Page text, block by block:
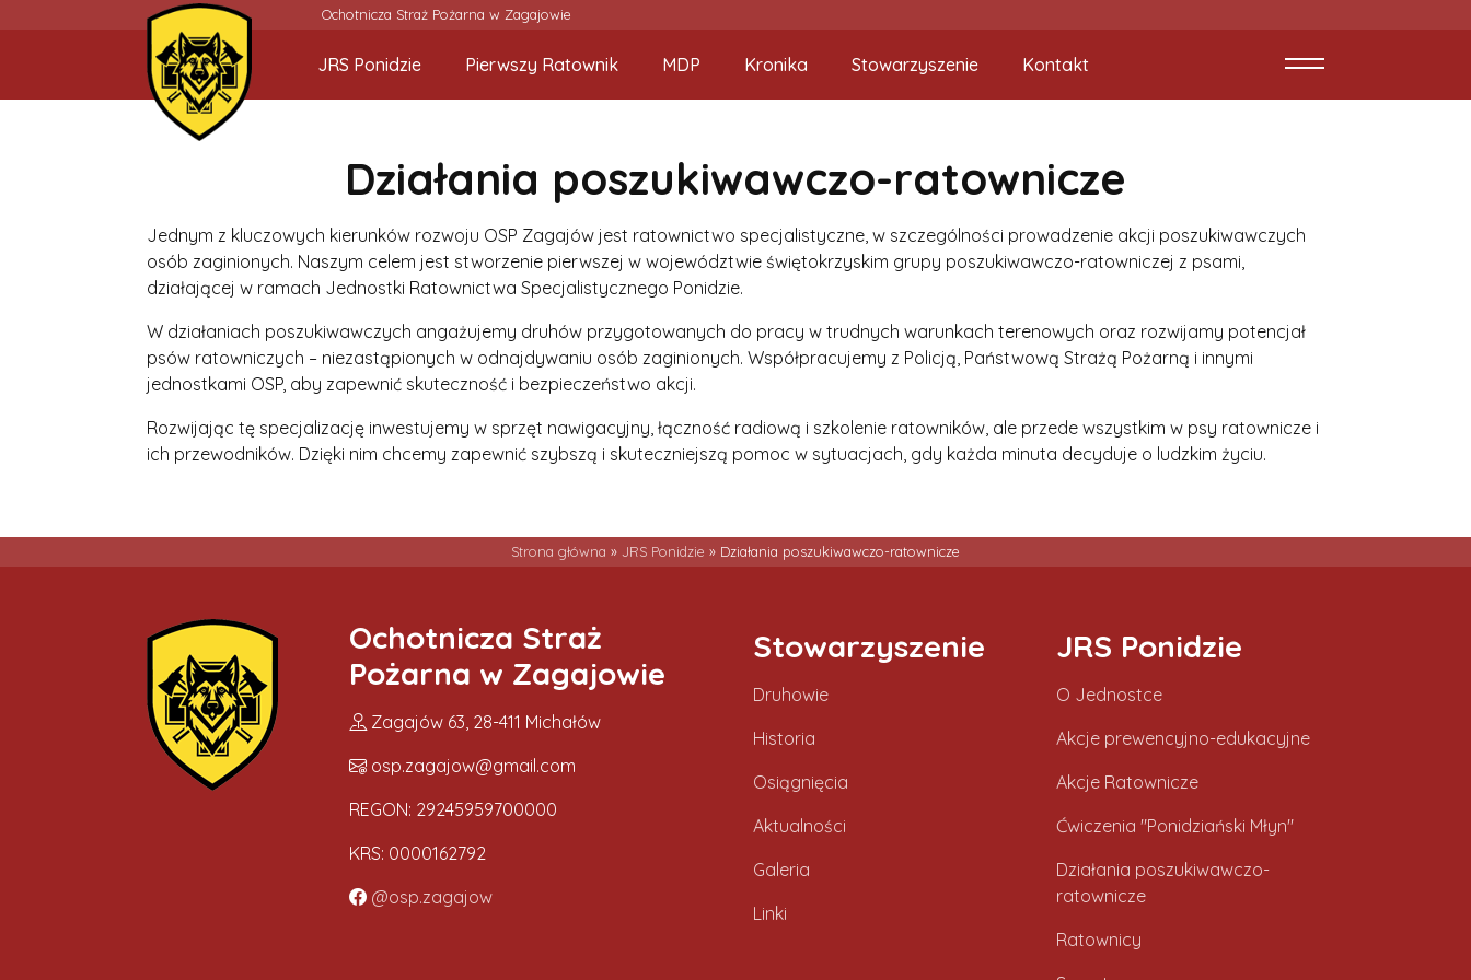
Ochotnicza Straż Pożarna w Zagajowie
JRS Ponidzie Pierwszy Ratownik MDP Kronika Stowarzyszenie Kontakt
Działania poszukiwawczo-ratownicze
Jednym z kluczowych kierunków rozwoju OSP Zagajów jest ratownictwo specjalistyczne, w szczególności prowadzenie akcji poszukiwawczych
osób zaginionych. Naszym celem jest stworzenie pierwszej w województwie świętokrzyskim grupy poszukiwawczo-ratowniczej z psami,
działającej w ramach Jednostki Ratownictwa Specjalistycznego Ponidzie.
W działaniach poszukiwawczych angażujemy druhów przygotowanych do pracy w trudnych warunkach terenowych oraz rozwijamy potencjał
psów ratowniczych – niezastąpionych w odnajdywaniu osób zaginionych. Współpracujemy z Policją, Państwową Strażą Pożarną i innymi
jednostkami OSP, aby zapewnić skuteczność i bezpieczeństwo akcji.
Rozwijając tę specjalizację inwestujemy w sprzęt nawigacyjny, łączność radiową i szkolenie ratowników, ale przede wszystkim w psy ratownicze i
ich przewodników. Dzięki nim chcemy zapewnić szybszą i skuteczniejszą pomoc w sytuacjach, gdy każda minuta decyduje o ludzkim życiu.
Strona główna » JRS Ponidzie » Działania poszukiwawczo-ratownicze
Ochotnicza Straż
Pożarna w Zagajowie
Zagajów 63, 28-411 Michałów
osp.zagajow@gmail.com
REGON: 29245959700000
KRS: 0000162792
@osp.zagajow
Stowarzyszenie
Druhowie
Historia
Osiągnięcia
Aktualności
Galeria
Linki
JRS Ponidzie
O Jednostce
Akcje prewencyjno-edukacyjne
Akcje Ratownicze
Ćwiczenia "Ponidziański Młyn"
Działania poszukiwawczo-
ratownicze
Ratownicy